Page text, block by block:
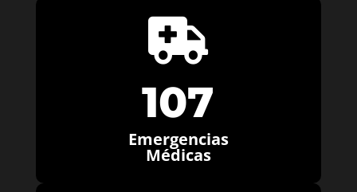

107
Emergencias
Médicas